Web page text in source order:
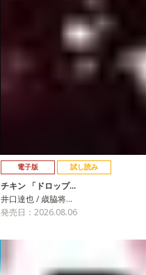
電子版 試し読み
チキン 「ドロップ…
井口達也 / 歳脇将…
発売日：2026.08.06